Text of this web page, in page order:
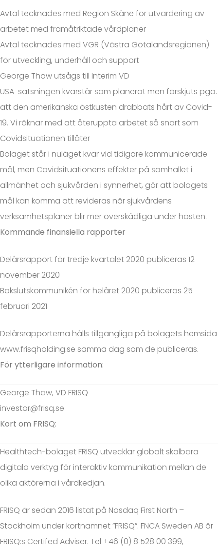
Avtal tecknades med Region Skåne för utvärdering av
arbetet med framåtriktade vårdplaner
Avtal tecknades med VGR (Västra Götalandsregionen)
för utveckling, underhåll och support
George Thaw utsågs till Interim VD
USA-satsningen kvarstår som planerat men förskjuts pga.
att den amerikanska östkusten drabbats hårt av Covid-
19. Vi räknar med att återuppta arbetet så snart som
Covidsituationen tillåter
Bolaget står i nuläget kvar vid tidigare kommunicerade
mål, men Covidsituationens effekter på samhället i
allmänhet och sjukvården i synnerhet, gör att bolagets
mål kan komma att revideras när sjukvårdens
verksamhetsplaner blir mer överskådliga under hösten.
Kommande finansiella rapporter
Delårsrapport för tredje kvartalet 2020 publiceras 12
november 2020
Bokslutskommunikén för helåret 2020 publiceras 25
februari 2021
Delårsrapporterna hålls tillgängliga på bolagets hemsida
www.frisqholding.se samma dag som de publiceras.
För ytterligare information:
George Thaw, VD FRISQ
investor@frisq.se
Kort om FRISQ:
Healthtech-bolaget FRISQ utvecklar globalt skalbara
digitala verktyg för interaktiv kommunikation mellan de
olika aktörerna i vårdkedjan.
FRISQ är sedan 2016 listat på Nasdaq First North –
Stockholm under kortnamnet ”FRISQ”. FNCA Sweden AB är
FRISQ:s Certifed Adviser. Tel +46 (0) 8 528 00 399,